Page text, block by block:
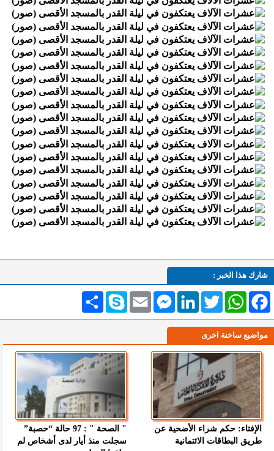
شارك هذا الخبر :
انشر Skype Email
MessengerLinkedInTwitterWhatsAppFacebook
مواضيع ساخنة اخرى
الإفتاء: حكم شراء الأضحية عن
طريق البطاقات الائتمانية
" الصحة " : 97 حالة “حصبة”
سجلت منذ أيار لدى أشخاص لم